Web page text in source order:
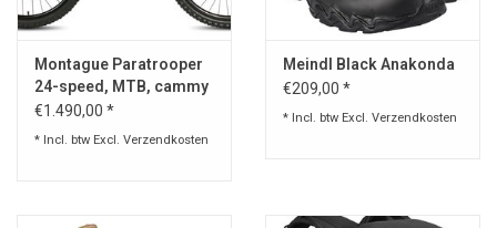
Montague Paratrooper
24-speed, MTB, cammy
green,
€1.490,00 *
* Incl. btw Excl. Verzendkosten
Meindl Black Anakonda
€209,00 *
* Incl. btw Excl. Verzendkosten